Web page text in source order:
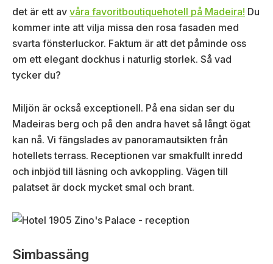
det är ett av våra favoritboutiquehotell på Madeira! Du
kommer inte att vilja missa den rosa fasaden med
svarta fönsterluckor. Faktum är att det påminde oss
om ett elegant dockhus i naturlig storlek. Så vad
tycker du?
Miljön är också exceptionell. På ena sidan ser du
Madeiras berg och på den andra havet så långt ögat
kan nå. Vi fängslades av panoramautsikten från
hotellets terrass. Receptionen var smakfullt inredd
och inbjöd till läsning och avkoppling. Vägen till
palatset är dock mycket smal och brant.
Simbassäng